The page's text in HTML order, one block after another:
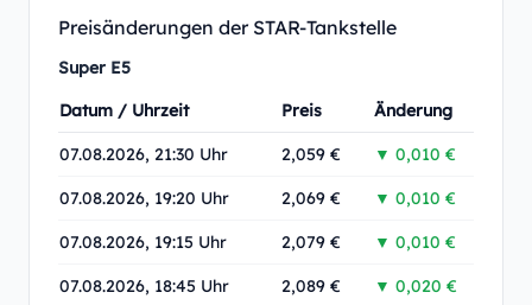
Preisänderungen der STAR-Tankstelle
Super E5
Datum / Uhrzeit
Preis Änderung
07.08.2026, 21:30 Uhr 2,059 € ▼ 0,010 €
07.08.2026, 19:20 Uhr 2,069 € ▼ 0,010 €
07.08.2026, 19:15 Uhr 2,079 € ▼ 0,010 €
07.08.2026, 18:45 Uhr 2,089 € ▼ 0,020 €